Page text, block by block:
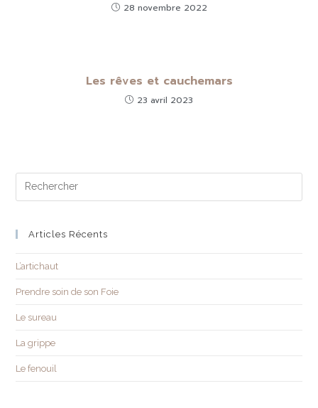
28 novembre 2022
Les rêves et cauchemars
23 avril 2023
Articles Récents
L’artichaut
Prendre soin de son Foie
Le sureau
La grippe
Le fenouil